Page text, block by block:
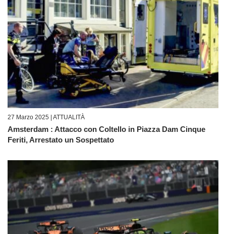
27 Marzo 2025 | ATTUALITÀ
Amsterdam : Attacco con Coltello in Piazza Dam Cinque
Feriti, Arrestato un Sospettato